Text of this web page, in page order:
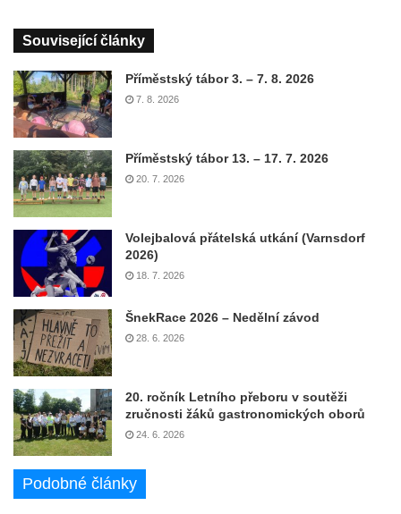
Související články
Příměstský tábor 3. – 7. 8. 2026
7. 8. 2026
Příměstský tábor 13. – 17. 7. 2026
20. 7. 2026
Volejbalová přátelská utkání (Varnsdorf
2026)
18. 7. 2026
ŠnekRace 2026 – Nedělní závod
28. 6. 2026
20. ročník Letního přeboru v soutěži
zručnosti žáků gastronomických oborů
24. 6. 2026
Podobné články